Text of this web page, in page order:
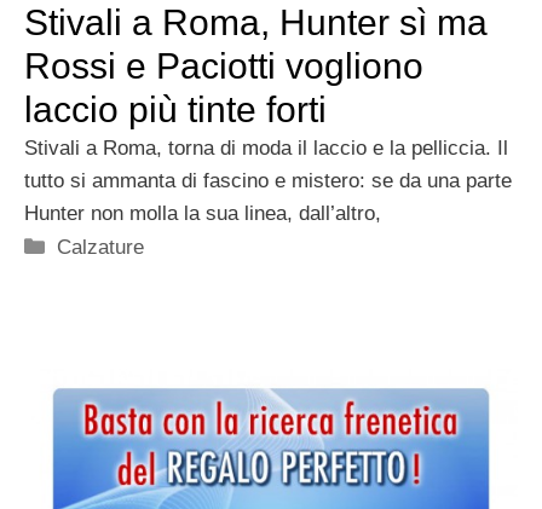
Stivali a Roma, Hunter sì ma
Rossi e Paciotti vogliono
laccio più tinte forti
Stivali a Roma, torna di moda il laccio e la pelliccia. Il
tutto si ammanta di fascino e mistero: se da una parte
Hunter non molla la sua linea, dall’altro,
Categorie
Calzature